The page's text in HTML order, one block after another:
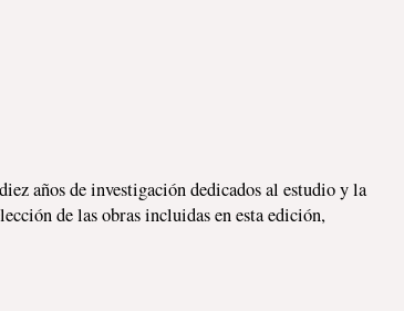
años de investigación dedicados al estudio y la
de las obras incluidas en esta edición,